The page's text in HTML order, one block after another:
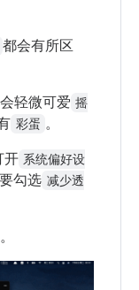
都会有所区
轻微可爱 摇
彩蛋 。
开 系统偏好设
勾选 减少透